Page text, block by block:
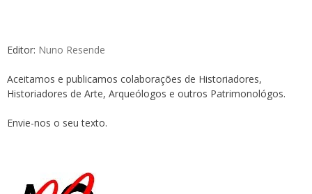
Editor: Nuno Resende
Aceitamos e publicamos colaborações de Historiadores,
Historiadores de Arte, Arqueólogos e outros Patrimonológos.
Envie-nos o seu texto.